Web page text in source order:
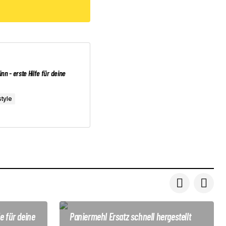
- erste Hilfe für deine
für deine Paniermehl Ersatz schnell hergestellt